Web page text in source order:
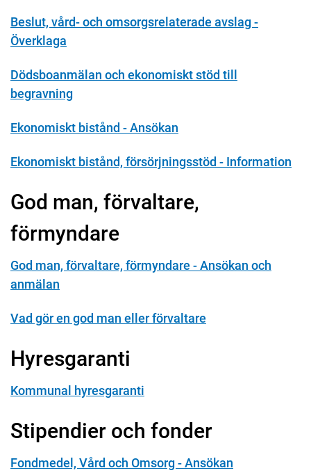
Beslut, vård- och omsorgsrelaterade avslag -
Överklaga
Dödsboanmälan och ekonomiskt stöd till
begravning
Ekonomiskt bistånd - Ansökan
Ekonomiskt bistånd, försörjningsstöd - Information
God man, förvaltare,
förmyndare
God man, förvaltare, förmyndare - Ansökan och
anmälan
Vad gör en god man eller förvaltare
Hyresgaranti
Kommunal hyresgaranti
Stipendier och fonder
Fondmedel, Vård och Omsorg - Ansökan